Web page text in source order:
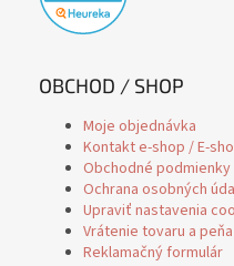
OBCHOD / SHOP
Moje objednávka
Kontakt e-shop / E-
Obchodné
Ochrana osobných
Upraviť nastavenia
Vrátenie tovaru a
Reklamačný formulár